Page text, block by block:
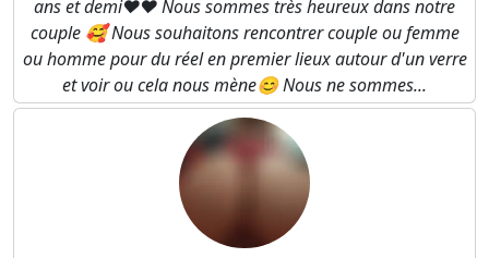
ans et demi❤️❤️ Nous sommes très heureux dans notre
couple 🥰 Nous souhaitons rencontrer couple ou femme
ou homme pour du réel en premier lieux autour d'un verre
et voir ou cela nous mène😊 Nous ne sommes...